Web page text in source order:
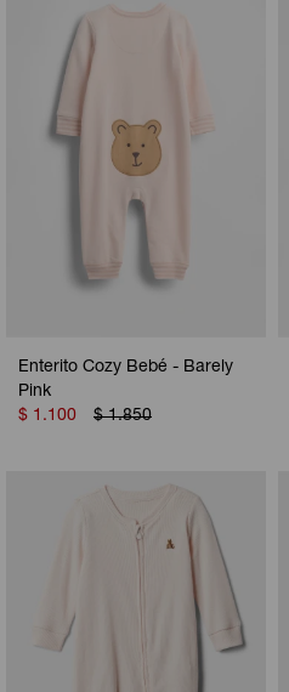
Enterito Cozy Bebé - Barely
Pink
$ 1.100 $ 1.850